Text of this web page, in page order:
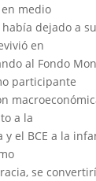
medio
dejado a
en
al Fondo
participante
a la
y el BCE a la
se